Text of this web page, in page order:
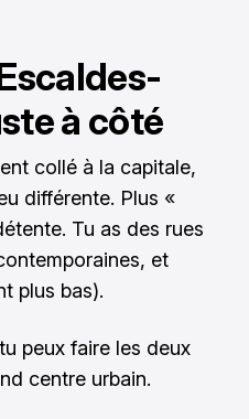
à côté
collé à la capitale,
différente. Plus «
Tu as des rues
et
plus bas).
peux faire les deux
centre urbain.